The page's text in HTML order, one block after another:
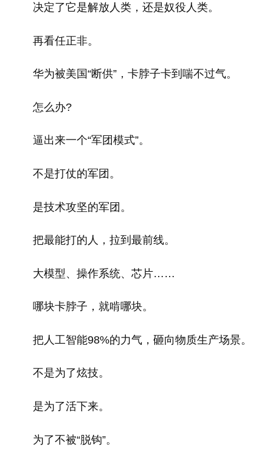
决定了它是解放人类，还是奴役人类。
再看任正非。
华为被美国“断供”，卡脖子卡到喘不过气。
怎么办?
逼出来一个“军团模式”。
不是打仗的军团。
是技术攻坚的军团。
把最能打的人，拉到最前线。
大模型、操作系统、芯片……
哪块卡脖子，就啃哪块。
把人工智能98%的力气，砸向物质生产场景。
不是为了炫技。
是为了活下来。
为了不被“脱钩”。